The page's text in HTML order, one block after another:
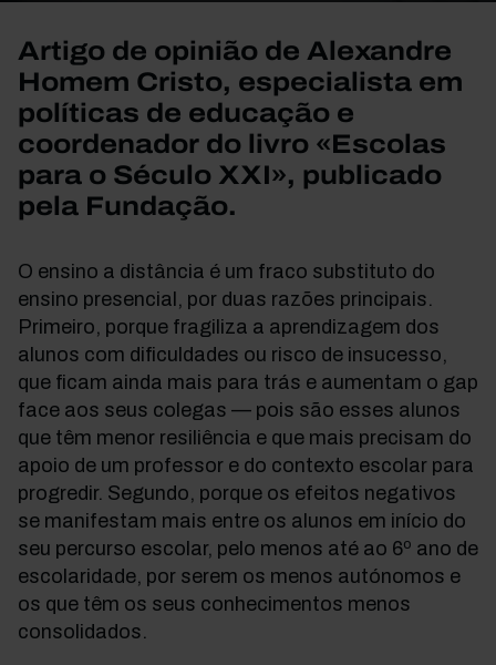
Artigo de opinião de Alexandre
Homem Cristo, especialista em
políticas de educação e
coordenador do livro «Escolas
para o Século XXI», publicado
pela Fundação.
O ensino a distância é um fraco substituto do
ensino presencial, por duas razões principais.
Primeiro, porque fragiliza a aprendizagem dos
alunos com dificuldades ou risco de insucesso,
que ficam ainda mais para trás e aumentam o gap
face aos seus colegas — pois são esses alunos
que têm menor resiliência e que mais precisam do
apoio de um professor e do contexto escolar para
progredir. Segundo, porque os efeitos negativos
se manifestam mais entre os alunos em início do
seu percurso escolar, pelo menos até ao 6º ano de
escolaridade, por serem os menos autónomos e
os que têm os seus conhecimentos menos
consolidados.